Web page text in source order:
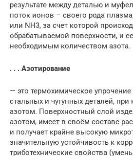
результате между деталью и
поток ионов – своего рода
или NH3, за счет которой
обрабатываемой поверхности, и
необходимым количеством азота.
. . . Азотирование
— это термохимическое упрочение
стальных и чугунных деталей,
азотом. Поверхностный слой
азотом, имеет в своём составе
и получает крайне высокую
значительную устойчивость к
триботехнические свойства